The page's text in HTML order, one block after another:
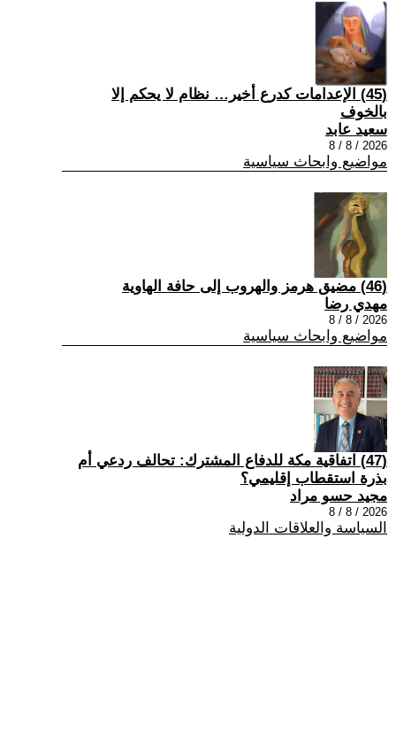
(45) الإعدامات كدرع أخير… نظام لا يحكم إلا
بالخوف
سعيد عابد
2026 / 8 / 8
مواضيع وابحاث سياسية
(46) مضيق هرمز والهروب إلى حافة الهاوية
مهدي رضا
2026 / 8 / 8
مواضيع وابحاث سياسية
(47) اتفاقية مكة للدفاع المشترك: تحالف ردعي أم
بذرة استقطاب إقليمي؟
مجيد حسو مراد
2026 / 8 / 8
السياسة والعلاقات الدولية